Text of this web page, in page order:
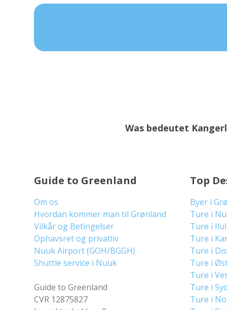
Was bedeutet
Guide to Greenland
Om os
Hvordan kommer man til Grønland
Vilkår og Betingelser
Ophavsret og privatliv
Nuuk Airport (GOH/BGGH)
Shuttle service i Nuuk
Guide to Greenland
CVR 12875827
Top
Byer i
Ture i
Ture i
Ture i
Ture i
Ture i
Ture i
Ture i
Ture i